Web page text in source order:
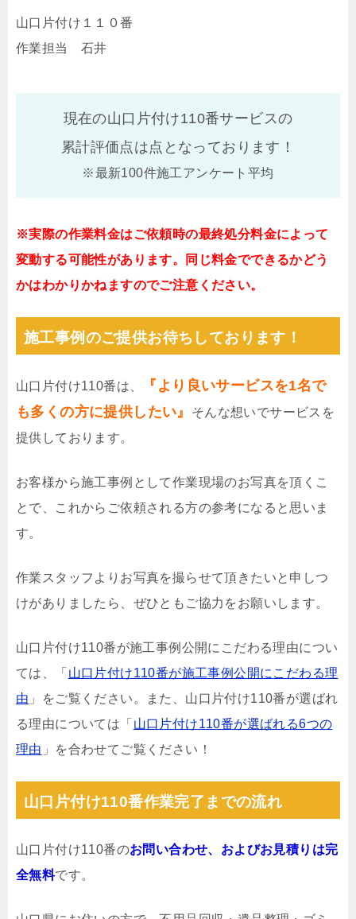
山口片付け１１０番
作業担当 石井
現在の山口片付け110番サービスの
累計評価点は点となっております！
※最新100件施工アンケート平均
※実際の作業料金はご依頼時の最終処分料金によって
変動する可能性があります。同じ料金でできるかどう
かはわかりかねますのでご注意ください。
施工事例のご提供お待ちしております！
山口片付け110番は、
『より良いサービスを1名で
も多くの方に提供したい』
そんな想いでサービスを
提供しております。
お客様から施工事例として作業現場のお写真を頂くこ
とで、これからご依頼される方の参考になると思いま
す。
作業スタッフよりお写真を撮らせて頂きたいと申しつ
けがありましたら、ぜひともご協力をお願いします。
山口片付け110番が施工事例公開にこだわる理由につい
ては、「 山口片付け110番が施工事例公開にこだわる理
由 」をご覧ください。また、山口片付け110番が選ばれ
る理由については「 山口片付け110番が選ばれる6つの
理由 」を合わせてご覧ください！
山口片付け110番作業完了までの流れ
山口片付け110番のお問い合わせ、およびお見積りは完
全無料です。